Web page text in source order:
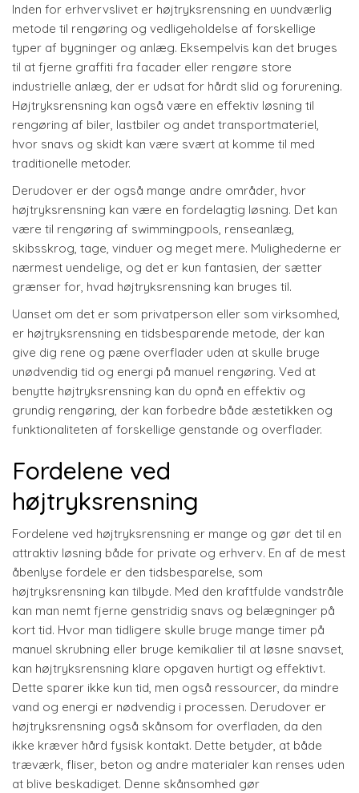
Inden for erhvervslivet er højtryksrensning en uundværlig
metode til rengøring og vedligeholdelse af forskellige
typer af bygninger og anlæg. Eksempelvis kan det bruges
til at fjerne graffiti fra facader eller rengøre store
industrielle anlæg, der er udsat for hårdt slid og forurening.
Højtryksrensning kan også være en effektiv løsning til
rengøring af biler, lastbiler og andet transportmateriel,
hvor snavs og skidt kan være svært at komme til med
traditionelle metoder.
Derudover er der også mange andre områder, hvor
højtryksrensning kan være en fordelagtig løsning. Det kan
være til rengøring af swimmingpools, renseanlæg,
skibsskrog, tage, vinduer og meget mere. Mulighederne er
nærmest uendelige, og det er kun fantasien, der sætter
grænser for, hvad højtryksrensning kan bruges til.
Uanset om det er som privatperson eller som virksomhed,
er højtryksrensning en tidsbesparende metode, der kan
give dig rene og pæne overflader uden at skulle bruge
unødvendig tid og energi på manuel rengøring. Ved at
benytte højtryksrensning kan du opnå en effektiv og
grundig rengøring, der kan forbedre både æstetikken og
funktionaliteten af forskellige genstande og overflader.
Fordelene ved
højtryksrensning
Fordelene ved højtryksrensning er mange og gør det til en
attraktiv løsning både for private og erhverv. En af de mest
åbenlyse fordele er den tidsbesparelse, som
højtryksrensning kan tilbyde. Med den kraftfulde vandstråle
kan man nemt fjerne genstridig snavs og belægninger på
kort tid. Hvor man tidligere skulle bruge mange timer på
manuel skrubning eller bruge kemikalier til at løsne snavset,
kan højtryksrensning klare opgaven hurtigt og effektivt.
Dette sparer ikke kun tid, men også ressourcer, da mindre
vand og energi er nødvendig i processen. Derudover er
højtryksrensning også skånsom for overfladen, da den
ikke kræver hård fysisk kontakt. Dette betyder, at både
træværk, fliser, beton og andre materialer kan renses uden
at blive beskadiget. Denne skånsomhed gør